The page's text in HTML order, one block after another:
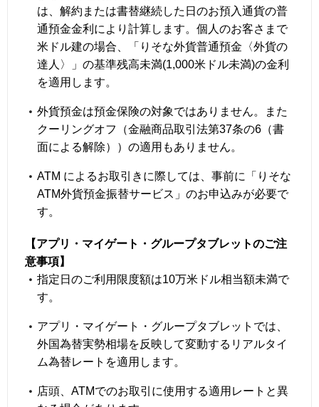
は、解約または書替継続した日のお預入通貨の普
通預金金利により計算します。個人のお客さまで
米ドル建の場合、「りそな外貨普通預金〈外貨の
達人〉」の基準残高未満(1,000米ドル未満)の金利
を適用します。
外貨預金は預金保険の対象ではありません。また
クーリングオフ（金融商品取引法第37条の6（書
面による解除））の適用もありません。
ATM によるお取引きに際しては、事前に「りそな
ATM外貨預金振替サービス」のお申込みが必要で
す。
【アプリ・マイゲート・グループタブレットのご注
意事項】
指定日のご利用限度額は10万米ドル相当額未満で
す。
アプリ・マイゲート・グループタブレットでは、
外国為替実勢相場を反映して変動するリアルタイ
ム為替レートを適用します。
店頭、ATMでのお取引に使用する適用レートと異